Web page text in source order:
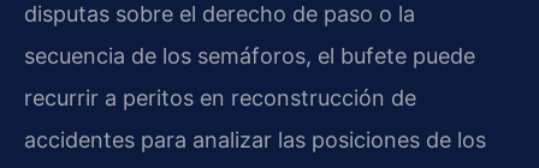
disputas sobre el derecho de paso o la
secuencia de los semáforos, el bufete puede
recurrir a peritos en reconstrucción de
accidentes para analizar las posiciones de los